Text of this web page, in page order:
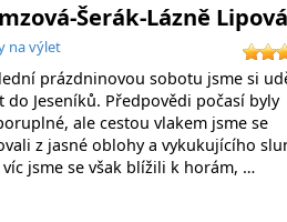
Šerák-Lázně Lipová
na výlet
prázdninovou sobotu jsme si
do Jeseníků. Předpovědi počasí byly
ale cestou vlakem jsme se
z jasné oblohy a vykukujícího
víc jsme se však blížili k horám, …